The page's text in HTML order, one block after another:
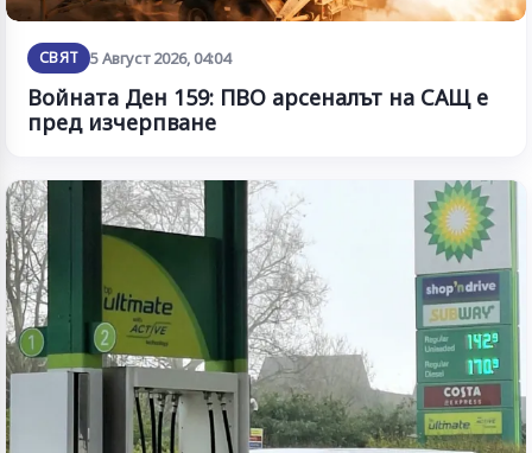
СВЯТ 5 Август 2026, 04:04
Войната Ден 159: ПВО арсеналът на САЩ е
пред изчерпване